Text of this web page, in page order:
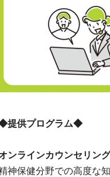
提供プログラム◆
ンラインカウンセリング
神保健分野での高度な